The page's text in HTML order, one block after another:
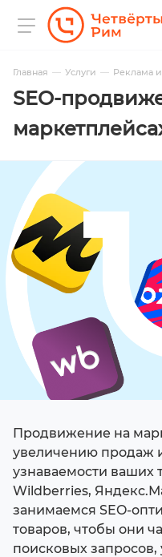
Главная Услуги Реклама
SEO-
Продвижение на
увеличению продаж
узнаваемости ваших
Wildberries,
занимаемся SEO-
товаров, чтобы они
поисковых